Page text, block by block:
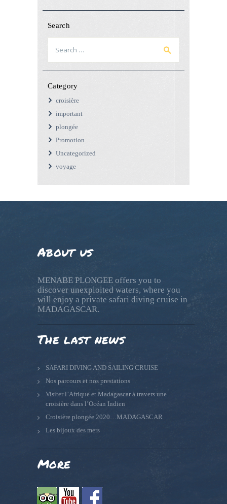
Search
for:
Category
croisière
important
plongée
Promotion
Uncategorized
voyage
About us
MENABE PLONGEE offers you to
discover unexploited waters, where you
will enjoy a private safari diving cruise in
MADAGASCAR.
The last news
SAFARI DIVING AND SAILING CRUISE
Nos parcours et nos prestations
Visiter l’Afrique et Madagascar à travers une
croisière dans l’Océan Indien
Croisière plongée 2020…MADAGASCAR
Les bijoux des mers
More